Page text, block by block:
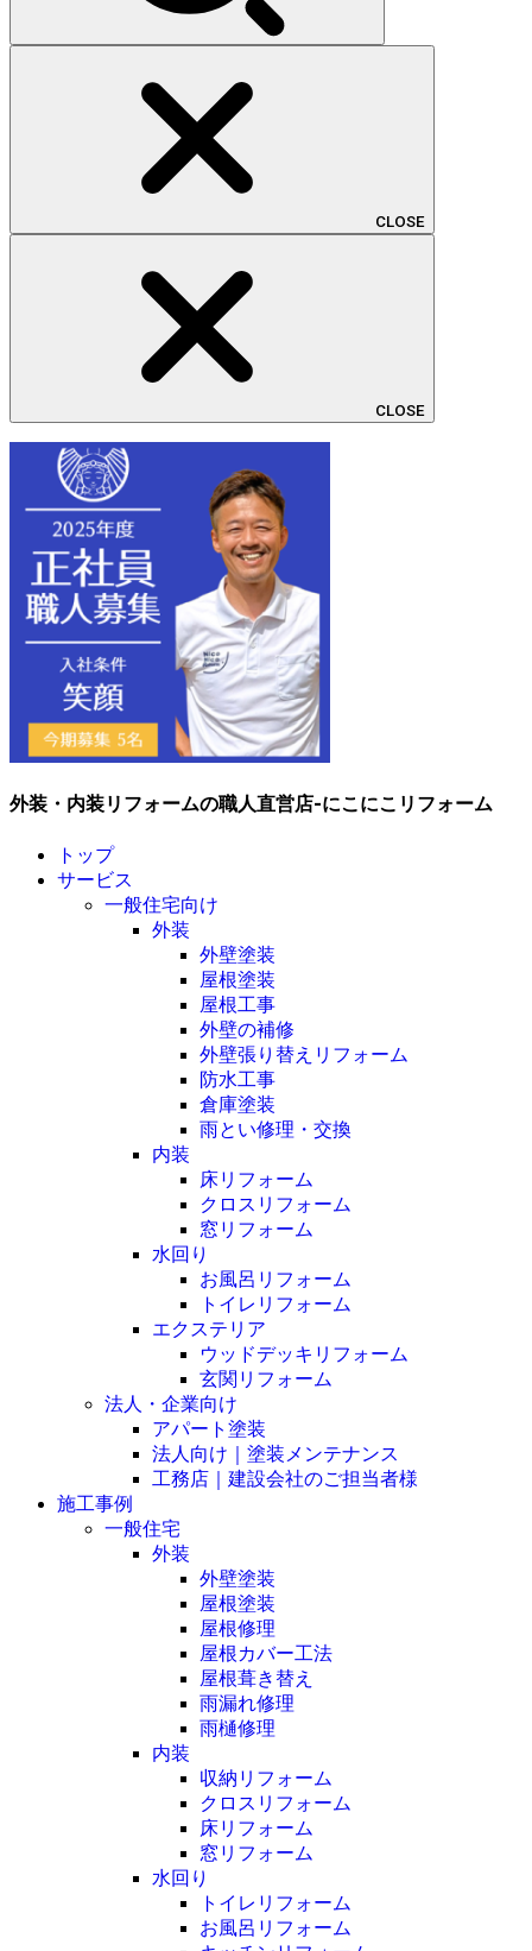
CLOSE
CLOSE
外装・内装リフォームの職人直営店-にこにこリフォーム
トップ
サービス
一般住宅向け
外装
外壁塗装
屋根塗装
屋根工事
外壁の補修
外壁張り替えリフォーム
防水工事
倉庫塗装
雨とい修理・交換
内装
床リフォーム
クロスリフォーム
窓リフォーム
水回り
お風呂リフォーム
トイレリフォーム
エクステリア
ウッドデッキリフォーム
玄関リフォーム
法人・企業向け
アパート塗装
法人向け｜塗装メンテナンス
工務店｜建設会社のご担当者様
施工事例
一般住宅
外装
外壁塗装
屋根塗装
屋根修理
屋根カバー工法
屋根葺き替え
雨漏れ修理
雨樋修理
内装
収納リフォーム
クロスリフォーム
床リフォーム
窓リフォーム
水回り
トイレリフォーム
お風呂リフォーム